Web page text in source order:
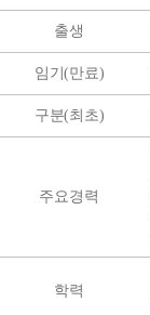
출생
임기(만료)
구분(최초)
주요경력
학력